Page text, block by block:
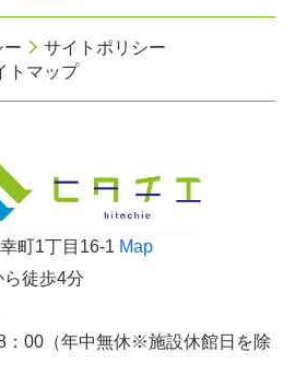
ー
サイトポリシー
トマップ
町1丁目16-1 Map
徒歩4分
00（年中無休※施設休館日を除